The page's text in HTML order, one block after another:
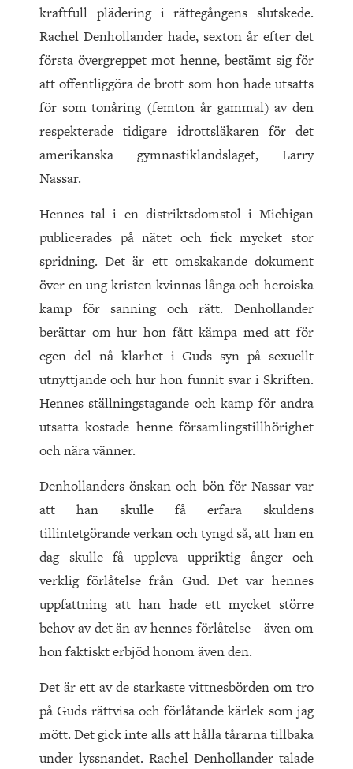
kraftfull plädering i rättegångens slutskede.
Rachel Denhollander hade, sexton år efter det
första övergreppet mot henne, bestämt sig för
att offentliggöra de brott som hon hade utsatts
för som tonåring (femton år gammal) av den
respekterade tidigare idrottsläkaren för det
amerikanska gymnastiklandslaget, Larry
Nassar.
Hennes tal i en distriktsdomstol i Michigan
publicerades på nätet och fick mycket stor
spridning. Det är ett omskakande dokument
över en ung kristen kvinnas långa och heroiska
kamp för sanning och rätt. Denhollander
berättar om hur hon fått kämpa med att för
egen del nå klarhet i Guds syn på sexuellt
utnyttjande och hur hon funnit svar i Skriften.
Hennes ställningstagande och kamp för andra
utsatta kostade henne församlingstillhörighet
och nära vänner.
Denhollanders önskan och bön för Nassar var
att han skulle få erfara skuldens
tillintetgörande verkan och tyngd så, att han en
dag skulle få uppleva uppriktig ånger och
verklig förlåtelse från Gud. Det var hennes
uppfattning att han hade ett mycket större
behov av det än av hennes förlåtelse – även om
hon faktiskt erbjöd honom även den.
Det är ett av de starkaste vittnesbörden om tro
på Guds rättvisa och förlåtande kärlek som jag
mött. Det gick inte alls att hålla tårarna tillbaka
under lyssnandet. Rachel Denhollander talade